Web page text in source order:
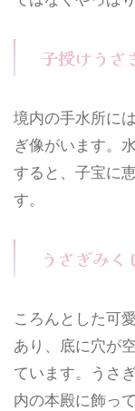
子授けうさ
境内の手水所に
ぎ像がいます。
すると、子宝に
す。
うさぎみく
ころんとした可
あり、底に穴が
ています。うさ
内の本殿に飾っ